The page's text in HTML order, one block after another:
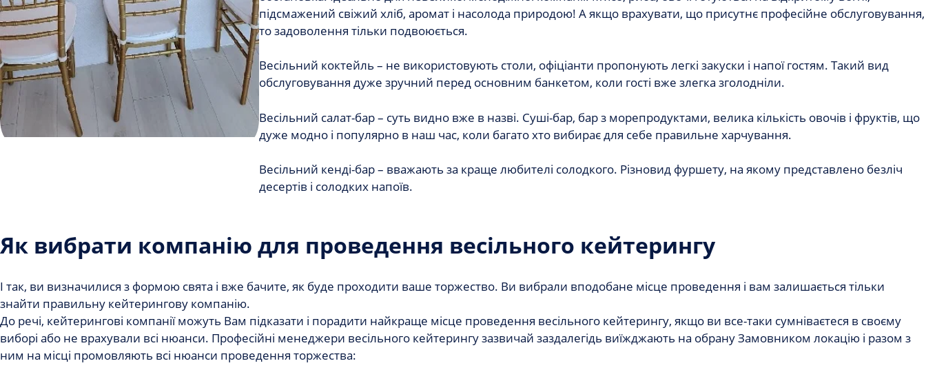
підсмажений свіжий хліб, аромат і насолода природою! А якщо врахувати, що присутнє професійне обслуговування,
то задоволення тільки подвоюється.
Весільний коктейль – не використовують столи, офіціанти пропонують легкі закуски і напої гостям. Такий вид
обслуговування дуже зручний перед основним банкетом, коли гості вже злегка зголодніли.
Весільний салат-бар – суть видно вже в назві. Суші-бар, бар з морепродуктами, велика кількість овочів і фруктів, що
дуже модно і популярно в наш час, коли багато хто вибирає для себе правильне харчування.
Весільний кенді-бар – вважають за краще любителі солодкого. Різновид фуршету, на якому представлено безліч
десертів і солодких напоїв.
Як вибрати компанію для проведення весільного кейтерингу
І так, ви визначилися з формою свята і вже бачите, як буде проходити ваше торжество. Ви вибрали вподобане місце проведення і вам залишається тільки
знайти правильну кейтерингову компанію.
До речі, кейтерингові компанії можуть Вам підказати і порадити найкраще місце проведення весільного кейтерингу, якщо ви все-таки сумніваєтеся в своєму
виборі або не врахували всі нюанси. Професійні менеджери весільного кейтерингу зазвичай заздалегідь виїжджають на обрану Замовником локацію і разом з
ним на місці промовляють всі нюанси проведення торжества: